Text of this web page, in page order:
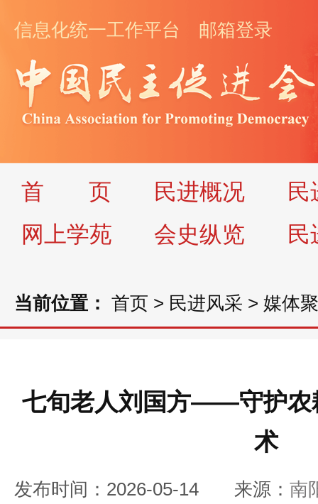
信息化统一工作平台 邮箱登录
首 页 民进概况
民
网上学苑
会史纵览 民
当前位置： 首页 > 民进风采 > 媒体
七旬老人刘国方——守护农
术
发布时间：2026-05-14 来源： 南